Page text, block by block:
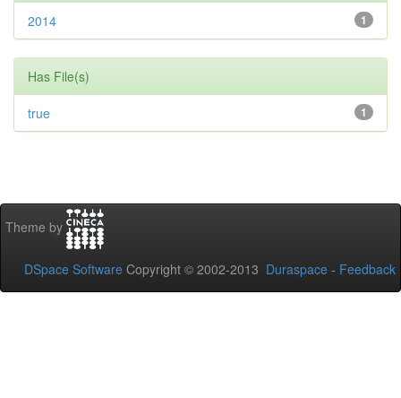
1
2014
Has File(s)
1
true
Theme by
DSpace Software Copyright © 2002-2013 Duraspace - Feedback